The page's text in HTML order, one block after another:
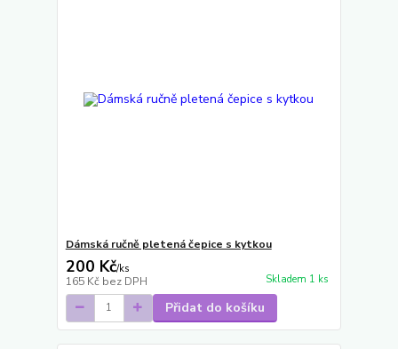
Dámská ručně pletená čepice s kytkou
200 Kč/ks
165 Kč bez DPH Skladem 1 ks
Přidat do košíku